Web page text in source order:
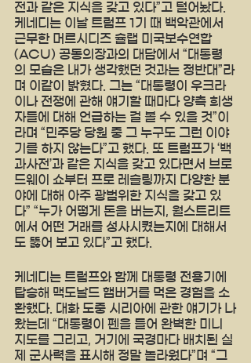
전과 같은 지식을 갖고 있다”고 털어놨다.
케네디는 이날 트럼프 1기 때 백악관에서
근무한 머르시디즈 슐랩 미국보수연합
(ACU) 공동의장과의 대담에서 “대통령
의 모습은 내가 생각했던 것과는 정반대”라
며 이같이 밝혔다. 그는 “대통령이 우크라
이나 전쟁에 관해 얘기할 때마다 양측 희생
자들에 대해 언급하는 걸 볼 수 있을 것”이
라며 “민주당 당원 중 그 누구도 그런 이야
기를 하지 않는다”고 했다. 또 트럼프가 ‘백
과사전’과 같은 지식을 갖고 있다면서 브로
드웨이 쇼부터 프로 레슬링까지 다양한 분
야에 대해 아주 광범위한 지식을 갖고 있
다” “누가 어떻게 돈을 버는지, 월스트리트
에서 어떤 거래를 성사시켰는지에 대해서
도 뚫어 보고 있다”고 했다.
케네디는 트럼프와 함께 대통령 전용기에
탑승해 맥도날드 햄버거를 먹은 경험을 소
환했다. 대화 도중 시리아에 관한 얘기가 나
왔는데 “대통령이 펜을 들어 완벽한 미니
지도를 그리고, 거기에 국경마다 배치된 실
제 군사력을 표시해 정말 놀라웠다”며 “그